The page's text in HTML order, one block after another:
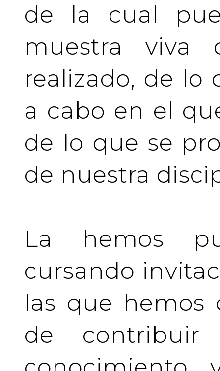
de la cual
muestra
realizado, de lo
a cabo en el
de lo que se
de nuestra
La hemos
cursando
las que hemos
de contribuir